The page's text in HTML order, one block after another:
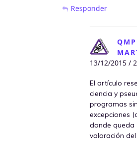
Responder
13/12/2015 /
El artículo
ciencia y
programas
excepciones
donde queda
valoración